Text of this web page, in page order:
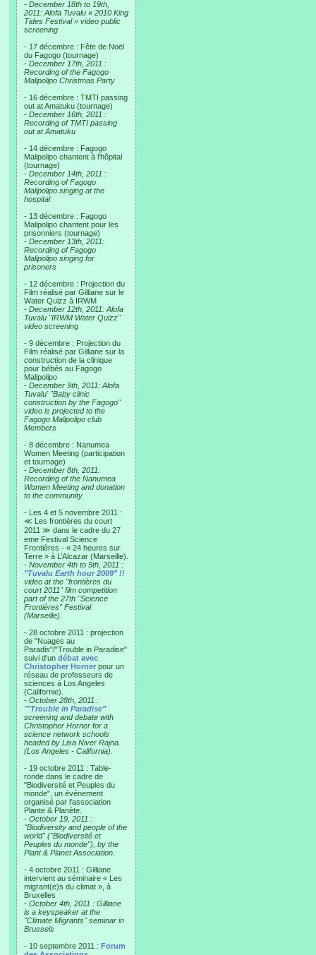
- December 18th to 19th,
2011: Alofa Tuvalu « 2010 King
Tides Festival » video public
screening
- 17 décembre : Fête de Noël
du Fagogo (tournage)
- December 17th, 2011 :
Recording of the Fagogo
Malipolipo Christmas Party
- 16 décembre : TMTI passing
out at Amatuku (tournage)
- December 16th, 2011 :
Recording of TMTI passing
out at Amatuku
- 14 décembre : Fagogo
Malipolipo chantent à l'hôpital
(tournage)
- December 14th, 2011 :
Recording of Fagogo
Malipolipo singing at the
hospital
- 13 décembre : Fagogo
Malipolipo chantent pour les
prisonniers (tournage)
- December 13th, 2011:
Recording of Fagogo
Malipolipo singing for
prisoners
- 12 décembre : Projection du
Film réalisé par Gilliane sur le
Water Quizz à IRWM
- December 12th, 2011: Alofa
Tuvalu "IRWM Water Quizz"
video screening
- 9 décembre : Projection du
Film réalisé par Gilliane sur la
construction de la clinique
pour bébés au Fagogo
Malipolipo
- December 9th, 2011: Alofa
Tuvalu' "Baby clinic
construction by the Fagogo"
video is projected to the
Fagogo Malipolipo club
Members
- 8 décembre : Nanumea
Women Meeting (participation
et tournage)
- December 8th, 2011:
Recording of the Nanumea
Women Meeting and donation
to the community.
- Les 4 et 5 novembre 2011 :
≪ Les frontières du court
2011 ≫ dans le cadre du 27
eme Festival Science
Frontières - « 24 heures sur
Terre » à L’Alcazar (Marseille).
- November 4th to 5th, 2011 :
"Tuvalu Earth hour 2009" !!
video at the "frontières du
court 2011" film competition
part of the 27th "Science
Frontières" Festival
(Marseille).
- 28 octobre 2011 : projection
de "Nuages au
Paradis"/"Trouble in Paradise"
suivi d'un débat avec
Christopher Horner pour un
réseau de professeurs de
sciences à Los Angeles
(Californie).
- October 28th, 2011 :
""Trouble in Paradise"
screening and debate with
Christopher Horner for a
science network schools
headed by Lisa Niver Rajna.
(Los Angeles - California).
- 19 octobre 2011 : Table-
ronde dans le cadre de
"Biodiversité et Peuples du
monde", un événement
organisé par l'association
Plante & Planète.
- October 19, 2011 :
"Biodiversity and people of the
world" ("Biodiversité et
Peuples du monde"), by the
Plant & Planet Association.
- 4 octobre 2011 : Gilliane
intervient au séminaire « Les
migrant(e)s du climat », à
Bruxelles
- October 4th, 2011 : Gilliane
is a keyspeaker at the
"Climate Migrants" seminar in
Brussels
- 10 septembre 2011 : Forum